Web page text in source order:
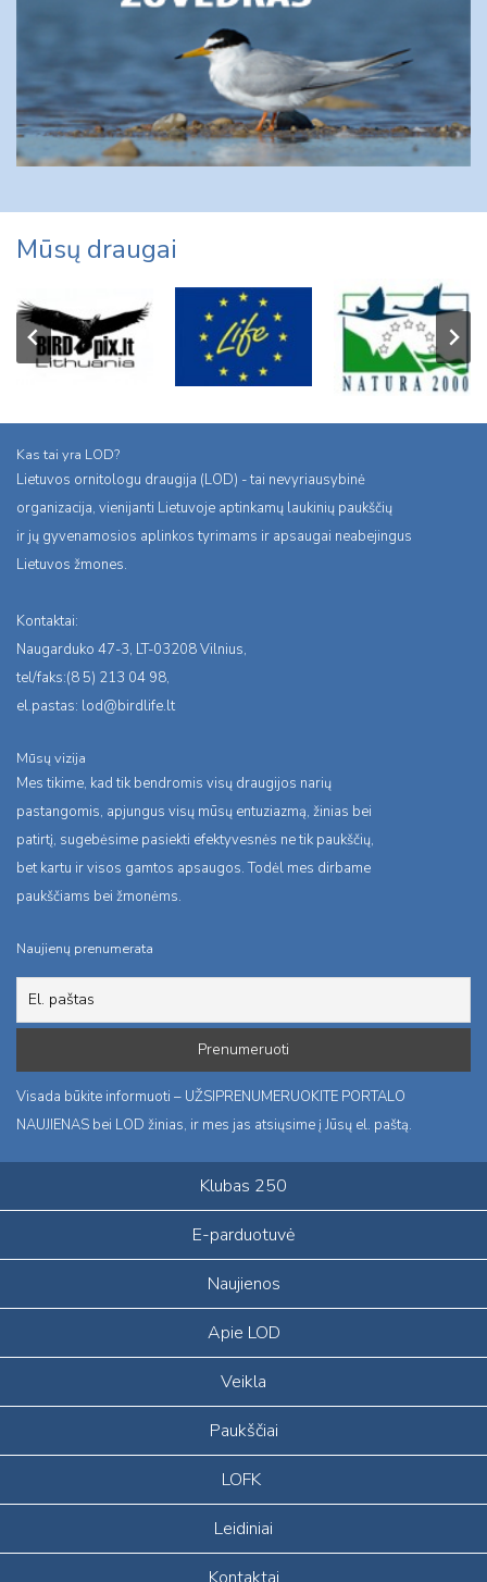
Mūsų draugai
Kas tai yra LOD?
Lietuvos ornitologu draugija (LOD) - tai nevyriausybinė
organizacija, vienijanti Lietuvoje aptinkamų laukinių paukščių
ir jų gyvenamosios aplinkos tyrimams ir apsaugai neabejingus
Lietuvos žmones.
Kontaktai:
Naugarduko 47-3, LT-03208 Vilnius,
tel/faks:(8 5) 213 04 98,
el.pastas: lod@birdlife.lt
Mūsų vizija
Mes tikime, kad tik bendromis visų draugijos narių
pastangomis, apjungus visų mūsų entuziazmą, žinias bei
patirtį, sugebėsime pasiekti efektyvesnės ne tik paukščių,
bet kartu ir visos gamtos apsaugos. Todėl mes dirbame
paukščiams bei žmonėms.
Naujienų prenumerata
Visada būkite informuoti – UŽSIPRENUMERUOKITE PORTALO
NAUJIENAS bei LOD žinias, ir mes jas atsiųsime į Jūsų el. paštą.
Klubas 250
E-parduotuvė
Naujienos
Apie LOD
Veikla
Paukščiai
LOFK
Leidiniai